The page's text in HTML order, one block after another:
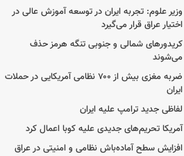
وزیر علوم: تجربه ایران در توسعه آموزش عالی در
اختیار عراق قرار می‌گیرد
کریدورهای شمالی و جنوبی تنگه هرمز حذف
می‌شوند
ضربه مغزی بیش از ۷۰۰ نظامی آمریکایی در حملات
ایران
لفاظی جدید ترامپ علیه ایران
آمریکا تحریم‌های جدیدی علیه کوبا اعمال کرد
افزایش سطح آماده‌باش نظامی و امنیتی در عراق